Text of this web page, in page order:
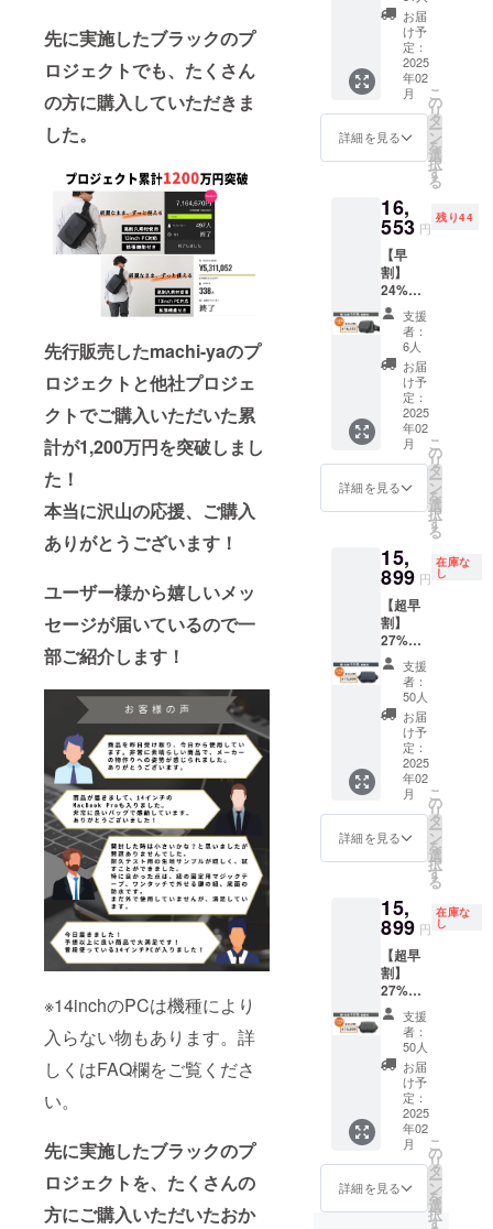
先に実施したブラックのプ
ロジェクトでも、たくさん
の方に購入していただきま
した。
先行販売したmachi-yaのプ
ロジェクトと他社プロジェ
クトでご購入いただいた累
計が1,200万円を突破しまし
た！
本当に沢山の応援、ご購入
ありがとうございます！
ユーザー様から嬉しいメッ
セージが届いているので一
部ご紹介します！
※14inchのPCは機種により
入らない物もあります。詳
しくはFAQ欄をご覧くださ
い。
先に実施したブラックのプ
ロジェクトを、たくさんの
方にご購入いただいたおか
#2_FUNCTI
ON
快適に使え
#3_TOUGH
丈夫で長持
ちする設計
この3つの信
念を軸に長
カーとして
の知見を盛
り込みなが
ら商品開発
をしていま
グバッ
グ ネイ
ビー
1pcs ■
先着50
名様限
定 ■一
般販売
価格
21,780
24%OF
Fでご提
供 ■リ
ターン
価格に
は送料
と消費
税が含
まれて
います
お届
け予
定：
2025
年02
月
詳細を見る
こ
の
リ
タ
ー
ン
を
選
択
す
る
16,
553 円
残り44
【早
割】
24%OF
Fタフ
ビッグ
スリン
グバッ
グ カー
キ1pcs
■先着50
名様限
定 ■一
般販売
価格
21,780
円の
Fでご提
供 ■リ
ターン
価格に
は送料
と消費
税が含
まれて
います
支援
者：
6人
お届
け予
定：
2025
年02
月
詳細を見る
こ
の
リ
タ
ー
ン
を
選
択
す
る
15,
899 円
在庫な
し
【超早
割】
27%OF
Fタフ
ビッグ
スリン
グバッ
グ ネイ
ビー
1pcs ■
先着50
名様限
定 ■一
般販売
価格
21,780
27%OF
Fでご提
供 ■リ
ターン
価格に
は送料
と消費
税が含
まれて
います
支援
者：
50人
お届
け予
定：
2025
年02
月
詳細を見る
こ
の
リ
タ
ー
ン
を
選
択
す
る
15,
899 円
在庫な
し
【超早
割】
27%OF
Fタフ
ビッグ
スリン
グバッ
グ カー
キ1pcs
■先着50
名様限
定 ■一
般販売
価格
21,780
円の
支援
者：
50人
お届
け予
定：
2025
年02
月
詳細を見る
こ
の
リ
タ
ー
ン
を
選
択
す